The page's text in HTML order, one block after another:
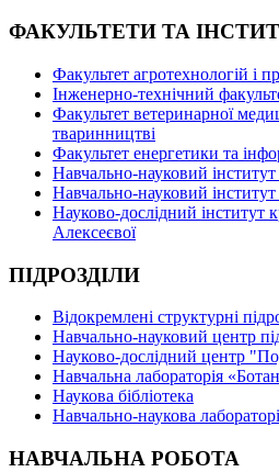
ФАКУЛЬТЕТИ ТА
Факультет агротехнологій і
Інженерно-технічний
Факультет ветеринарної
тваринництві
Факультет енергетики та
Навчально-науковий інститут
Навчально-науковий
Науково-дослідний інститут
Алексеєвої
ПІДРОЗДІЛИ
Відокремлені структурні
Навчально-науковий центр
Науково-дослідний центр
Навчальна лабораторія
Наукова бібліотека
Навчально-наукова
НАВЧАЛЬНА РОБОТА